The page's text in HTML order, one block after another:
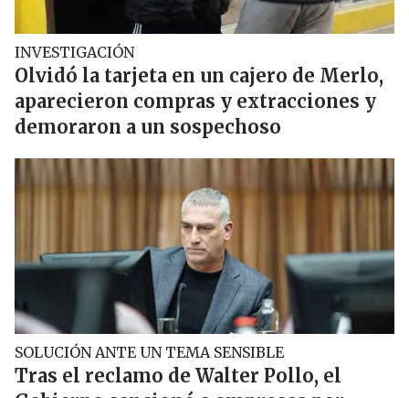
INVESTIGACIÓN
Olvidó la tarjeta en un cajero de Merlo,
aparecieron compras y extracciones y
demoraron a un sospechoso
SOLUCIÓN ANTE UN TEMA SENSIBLE
Tras el reclamo de Walter Pollo, el